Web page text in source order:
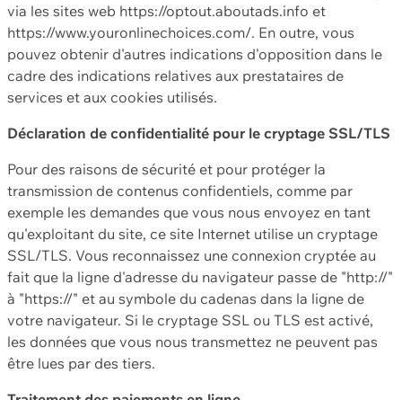
via les sites web https://optout.aboutads.info et
https://www.youronlinechoices.com/. En outre, vous
pouvez obtenir d'autres indications d'opposition dans le
cadre des indications relatives aux prestataires de
services et aux cookies utilisés.
Déclaration de confidentialité pour le cryptage SSL/TLS
Pour des raisons de sécurité et pour protéger la
transmission de contenus confidentiels, comme par
exemple les demandes que vous nous envoyez en tant
qu'exploitant du site, ce site Internet utilise un cryptage
SSL/TLS. Vous reconnaissez une connexion cryptée au
fait que la ligne d'adresse du navigateur passe de "http://"
à "https://" et au symbole du cadenas dans la ligne de
votre navigateur. Si le cryptage SSL ou TLS est activé,
les données que vous nous transmettez ne peuvent pas
être lues par des tiers.